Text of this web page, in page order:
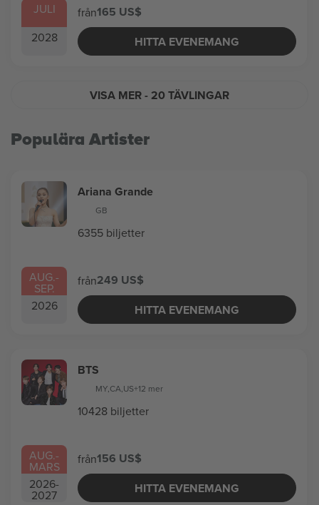
JULI
2028
från165 US$
HITTA EVENEMANG
VISA MER- 20 TÄVLINGAR
Populära Artister
AUG.-
SEP.
2026
Ariana Grande
GB
6355 biljetter
från249 US$
HITTA EVENEMANG
AUG.-
MARS
2026-
2027
BTS
MY,CA,US+12 mer
10428 biljetter
från156 US$
HITTA EVENEMANG